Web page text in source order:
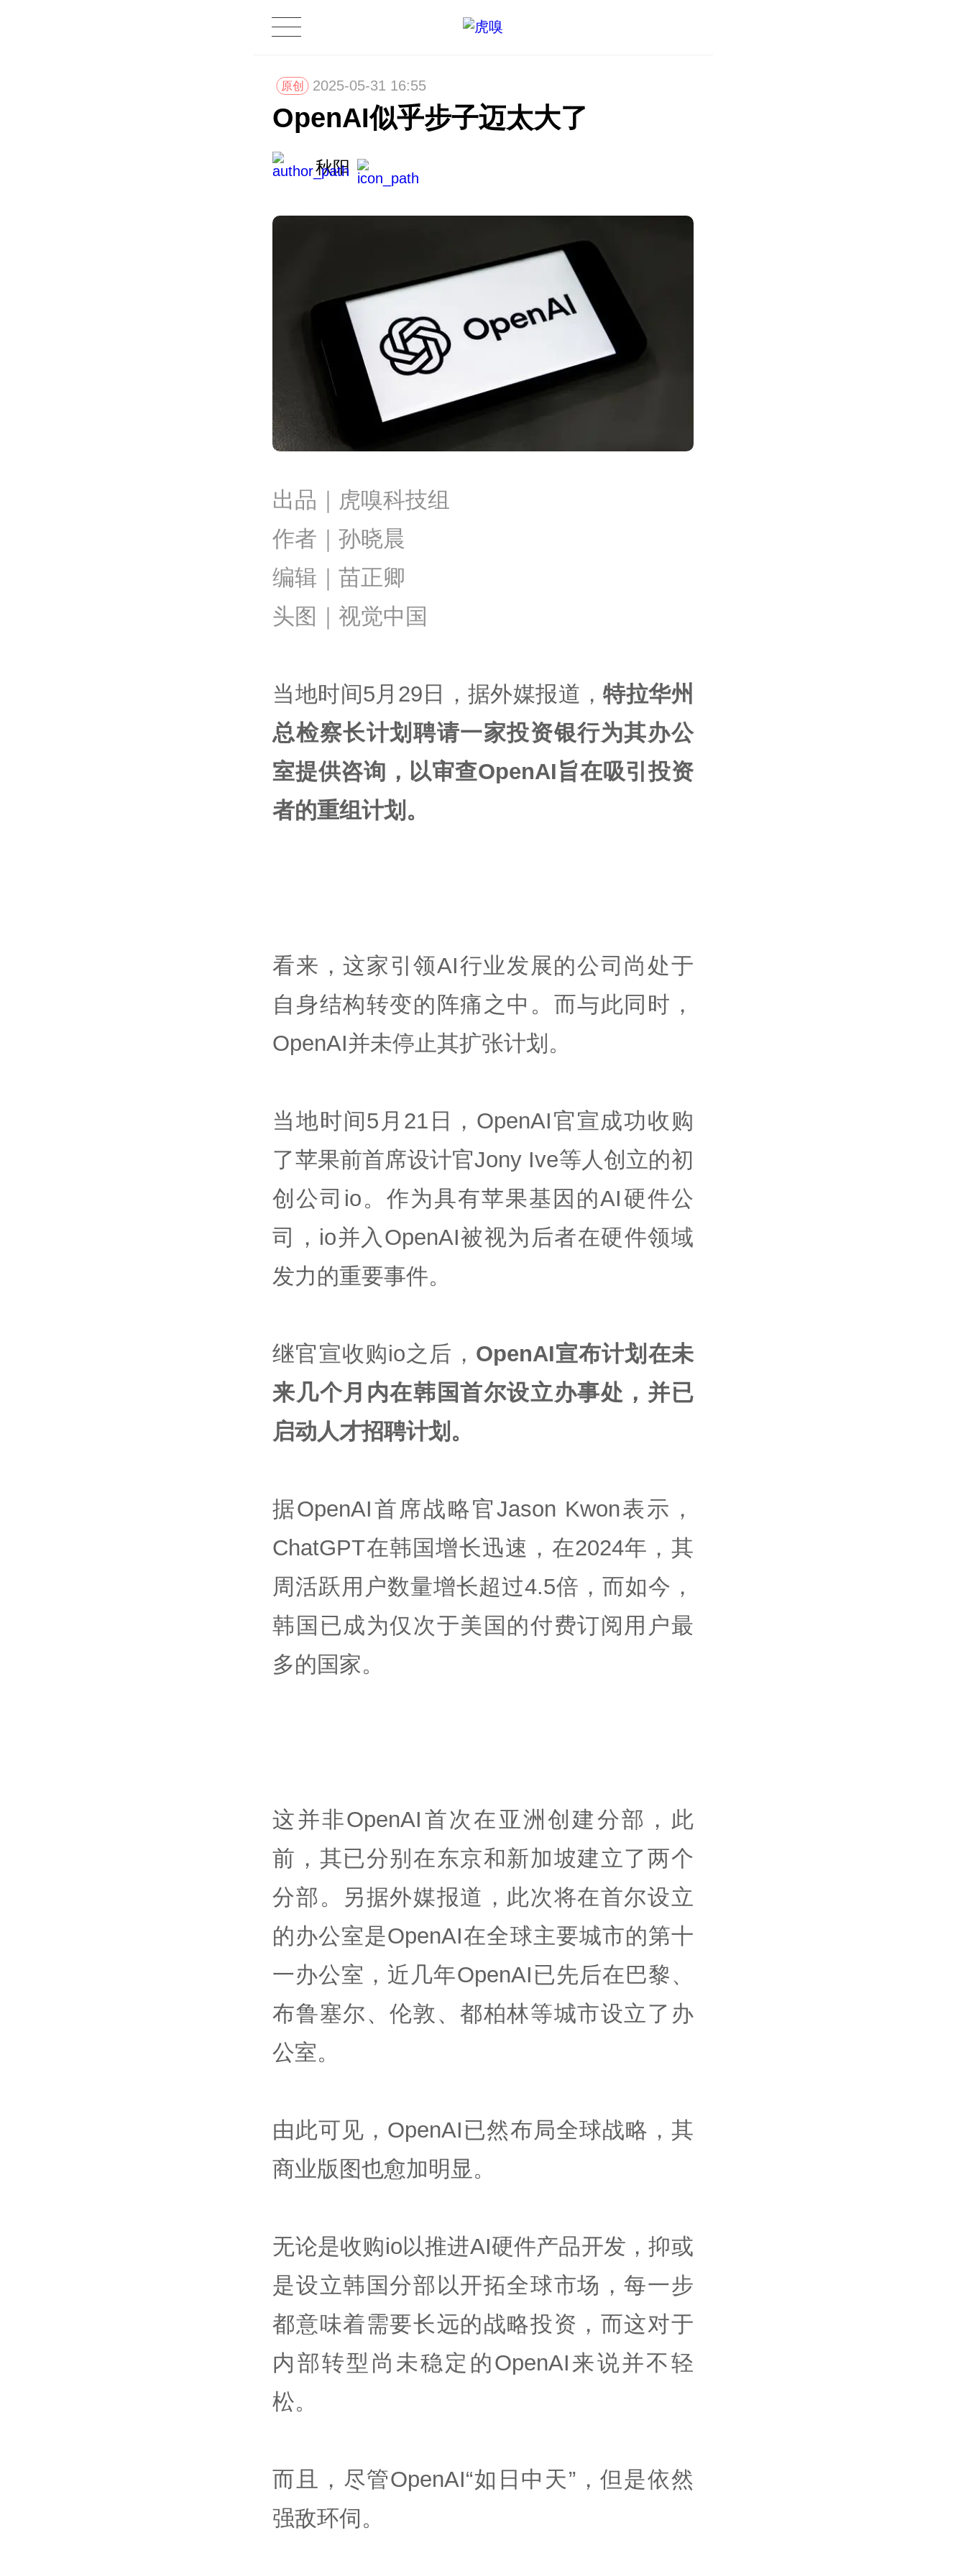
原创 2025-05-31 16:55
OpenAI似乎步子迈太大了
秋阳
出品｜虎嗅科技组
作者｜孙晓晨
编辑｜苗正卿
头图｜视觉中国
当地时间5月29日，据外媒报道，特拉华州
总检察长计划聘请一家投资银行为其办公
室提供咨询，以审查OpenAI旨在吸引投资
者的重组计划。
看来，这家引领AI行业发展的公司尚处于
自身结构转变的阵痛之中。而与此同时，
OpenAI并未停止其扩张计划。
当地时间5月21日，OpenAI官宣成功收购
了苹果前首席设计官Jony Ive等人创立的初
创公司io。作为具有苹果基因的AI硬件公
司，io并入OpenAI被视为后者在硬件领域
发力的重要事件。
继官宣收购io之后， OpenAI宣布计划在未
来几个月内在韩国首尔设立办事处，并已
启动人才招聘计划。
据OpenAI首席战略官Jason Kwon表示，
ChatGPT在韩国增长迅速，在2024年，其
周活跃用户数量增长超过4.5倍，而如今，
韩国已成为仅次于美国的付费订阅用户最
多的国家。
这并非OpenAI首次在亚洲创建分部，此
前，其已分别在东京和新加坡建立了两个
分部。另据外媒报道，此次将在首尔设立
的办公室是OpenAI在全球主要城市的第十
一办公室，近几年OpenAI已先后在巴黎、
布鲁塞尔、伦敦、都柏林等城市设立了办
公室。
由此可见，OpenAI已然布局全球战略，其
商业版图也愈加明显。
无论是收购io以推进AI硬件产品开发，抑或
是设立韩国分部以开拓全球市场，每一步
都意味着需要长远的战略投资，而这对于
内部转型尚未稳定的OpenAI来说并不轻
松。
而且，尽管OpenAI“如日中天”，但是依然
强敌环伺。